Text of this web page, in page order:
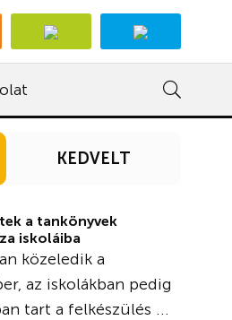
KEDVELT
a tankönyvek
iskoláiba
közeledik a
az iskolákban pedig
tart a felkészülés ...